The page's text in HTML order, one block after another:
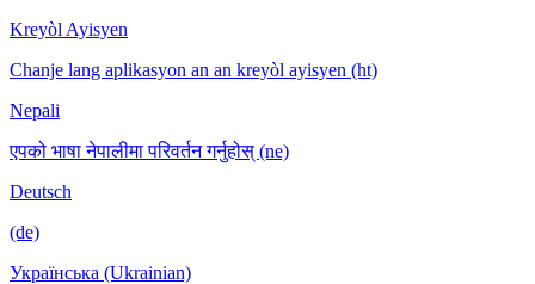
Kreyòl Ayisyen
Chanje lang aplikasyon an an kreyòl ayisyen (ht)
Nepali
एपको भाषा नेपालीमा परिवर्तन गर्नुहोस् (ne)
Deutsch
(de)
Українська (Ukrainian)